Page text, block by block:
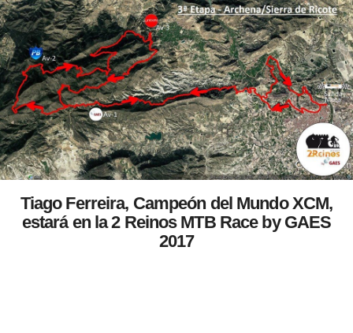
Tiago Ferreira, Campeón del Mundo XCM,
estará en la 2 Reinos MTB Race by GAES
2017